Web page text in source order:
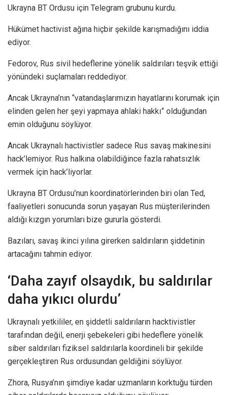
Ukrayna BT Ordusu için Telegram grubunu kurdu.
Hükümet hactivist ağına hiçbir şekilde karışmadığını iddia
ediyor.
Fedorov, Rus sivil hedeflerine yönelik saldırıları teşvik ettiği
yönündeki suçlamaları reddediyor.
Ancak Ukrayna’nın “vatandaşlarımızın hayatlarını korumak için
elinden gelen her şeyi yapmaya ahlaki hakkı” olduğundan
emin olduğunu söylüyor.
Ancak Ukraynalı hactivistler sadece Rus savaş makinesini
hack’lemiyor. Rus halkına olabildiğince fazla rahatsızlık
vermek için hack’liyorlar.
Ukrayna BT Ordusu’nun koordinatörlerinden biri olan Ted,
faaliyetleri sonucunda sorun yaşayan Rus müşterilerinden
aldığı kızgın yorumları bize gururla gösterdi.
Bazıları, savaş ikinci yılına girerken saldırıların şiddetinin
artacağını tahmin ediyor.
‘Daha zayıf olsaydık, bu saldırılar
daha yıkıcı olurdu’
Ukraynalı yetkililer, en şiddetli saldırıların hacktivistler
tarafından değil, enerji şebekeleri gibi hedeflere yönelik
siber saldırıları fiziksel saldırılarla koordineli bir şekilde
gerçekleştiren Rus ordusundan geldiğini söylüyor.
Zhora, Rusya’nın şimdiye kadar uzmanların korktuğu türden